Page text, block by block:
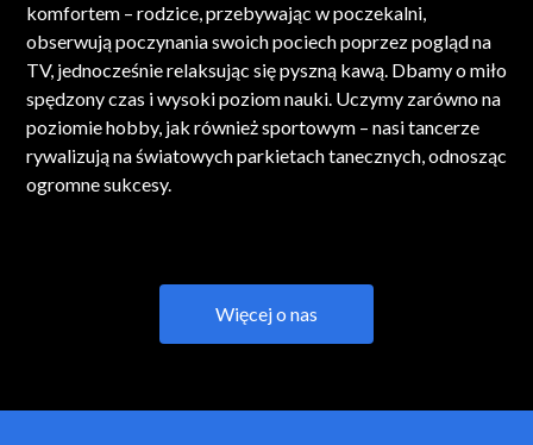
komfortem – rodzice, przebywając w poczekalni,
obserwują poczynania swoich pociech poprzez pogląd na
TV, jednocześnie relaksując się pyszną kawą. Dbamy o miło
spędzony czas i wysoki poziom nauki. Uczymy zarówno na
poziomie hobby, jak również sportowym – nasi tancerze
rywalizują na światowych parkietach tanecznych, odnosząc
ogromne sukcesy.
Więcej o nas